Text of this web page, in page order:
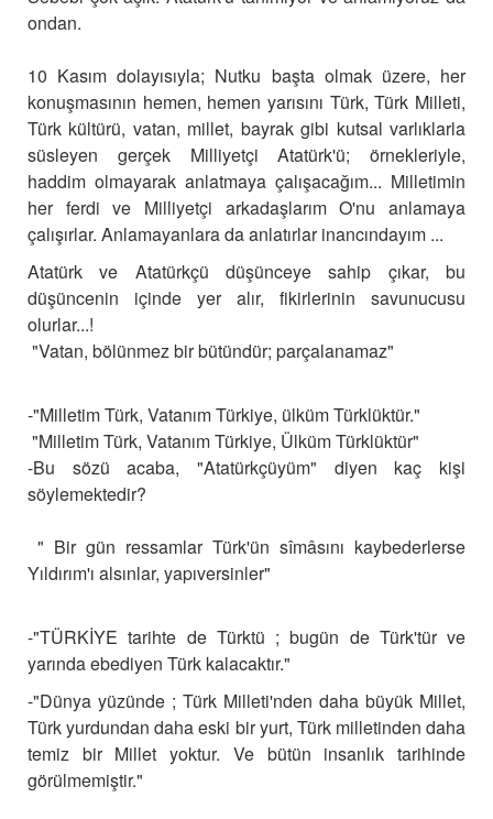
ondan.
10 Kasım dolayısıyla; Nutku başta olmak üzere, her
konuşmasının hemen, hemen yarısını Türk, Türk Milleti,
Türk kültürü, vatan, millet, bayrak gibi kutsal varlıklarla
süsleyen gerçek Milliyetçi Atatürk'ü; örnekleriyle,
haddim olmayarak anlatmaya çalışacağım... Milletimin
her ferdi ve Milliyetçi arkadaşlarım O'nu anlamaya
çalışırlar. Anlamayanlara da anlatırlar inancındayım ...
Atatürk ve Atatürkçü düşünceye sahip çıkar, bu
düşüncenin içinde yer alır, fikirlerinin savunucusu
olurlar...!
 "Vatan, bölünmez bir bütündür; parçalanamaz"
-"Milletim Türk, Vatanım Türkiye, ülküm Türklüktür."
 "Milletim Türk, Vatanım Türkiye, Ülküm Türklüktür"
-Bu sözü acaba, "Atatürkçüyüm" diyen kaç kişi
söylemektedir?
 " Bir gün ressamlar Türk'ün sîmâsını kaybederlerse
Yıldırım'ı alsınlar, yapıversinler"
-"TÜRKİYE tarihte de Türktü ; bugün de Türk'tür ve
yarında ebediyen Türk kalacaktır."
-"Dünya yüzünde ; Türk Milleti'nden daha büyük Millet,
Türk yurdundan daha eski bir yurt, Türk milletinden daha
temiz bir Millet yoktur. Ve bütün insanlık tarihinde
görülmemiştir."